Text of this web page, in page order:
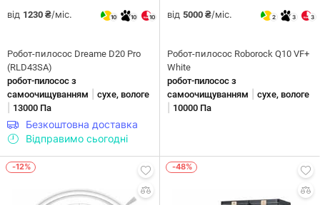
від 1230 ₴/міс. 10 10 10
Робот-пилосос Dreame D20 Pro
(RLD43SA)
робот-пилосос з
самоочищуванням
сухе, вологе
13000 Па
Безкоштовна доставка
Відправимо сьогодні
від 5000 ₴/міс. 2 3 3
Робот-пилосос Roborock Q10 VF+
White
робот-пилосос з
самоочищуванням
сухе, вологе
10000 Па
-12% -48%